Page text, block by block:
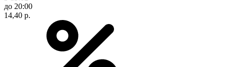
до 20:00
14,40 р.